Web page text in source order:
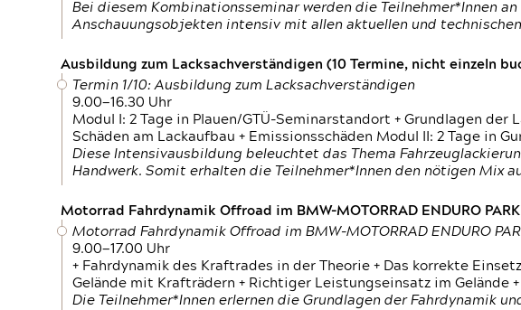
Bei diesem Kombinationsseminar werden die Teilnehmer*Innen
Anschauungsobjekten intensiv mit allen aktuellen und
Ausbildung zum Lacksachverständigen (10 Termine, nicht einzeln
Termin 1/10: Ausbildung zum Lacksachverständigen
9.00—16.30 Uhr
Modul I: 2 Tage in Plauen/GTÜ-Seminarstandort + Grundlagen
Schäden am Lackaufbau + Emissionsschäden Modul II: 2 Tage in
Diese Intensivausbildung beleuchtet das Thema
Handwerk. Somit erhalten die Teilnehmer*Innen den nötigen Mix
Motorrad Fahrdynamik Offroad im BMW-MOTORRAD ENDURO PARK
Motorrad Fahrdynamik Offroad im BMW-MOTORRAD ENDURO
9.00—17.00 Uhr
+ Fahrdynamik des Kraftrades in der Theorie + Das korrekte
Gelände mit Krafträdern + Richtiger Leistungseinsatz im Gelände
Die Teilnehmer*Innen erlernen die Grundlagen der Fahrdynamik